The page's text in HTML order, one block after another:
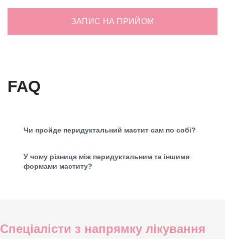
ЗАПИС НА ПРИЙОМ
FAQ
Чи пройде перидуктальний мастит сам по собі?
У чому різниця між перидуктальним та іншими
формами маститу?
Спеціалісти з напрямку лікування